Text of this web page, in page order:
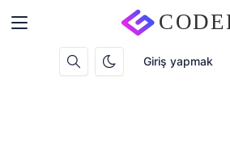
Giriş yapmak